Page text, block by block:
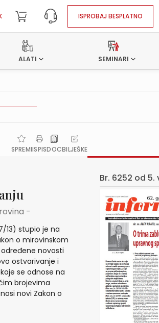
ISPROBAJ BESPLATNO
ALATI SEMINARI
SPREMIISPISDOCBILJEŠKE
-
13) stupio je na
o mirovinskom
određene novosti
ostvarivanje i
se odnose na
brojevima
novi Zakon o
Br. 6252 od 5.